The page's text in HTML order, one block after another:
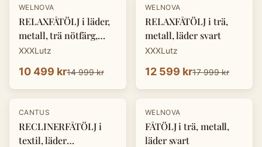
-30 %
WELNOVA
RELAXFÅTÖLJ i läder,
metall, trä nötfärg,
svart
XXXLutz
10 499 kr14 999 kr
-30 %
WELNOVA
RELAXFÅTÖLJ i trä,
metall, läder svart
XXXLutz
12 599 kr17 999 kr
-30%
CANTUS
RECLINERFÅTÖLJ i
textil, läder
-30 %
WELNOVA
FÅTÖLJ i trä, metall,
läder svart